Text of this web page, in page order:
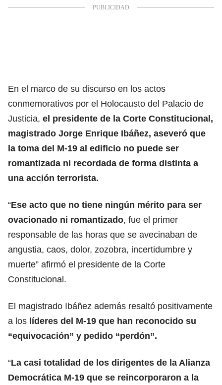
En el marco de su discurso en los actos
conmemorativos por el Holocausto del Palacio de
Justicia, el presidente de la Corte Constitucional,
magistrado Jorge Enrique Ibáñez, aseveró que
la toma del M-19 al edificio no puede ser
romantizada ni recordada de forma distinta a
una acción terrorista.
“Ese acto que no tiene ningún mérito para ser
ovacionado ni romantizado, fue el primer
responsable de las horas que se avecinaban de
angustia, caos, dolor, zozobra, incertidumbre y
muerte” afirmó el presidente de la Corte
Constitucional.
El magistrado Ibáñez además resaltó positivamente
a los líderes del M-19 que han reconocido su
“equivocación” y pedido “perdón”.
“La casi totalidad de los dirigentes de la Alianza
Democrática M-19 que se reincorporaron a la